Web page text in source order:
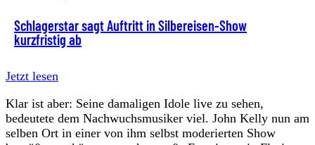
Schlagerstar sagt Auftritt in Silbereisen-Show
kurzfristig ab
Jetzt lesen
Klar ist aber: Seine damaligen Idole live zu sehen,
bedeutete dem Nachwuchsmusiker viel. John Kelly nun am
selben Ort in einer von ihm selbst moderierten Show